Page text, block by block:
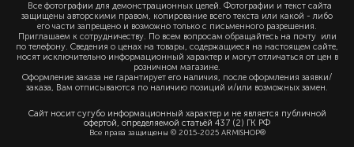
Все фотографии для демонстрационных целей. Фотографии и текст сайта
защищены авторскими правом, копирование всего текста или какой - либо
его части запрещено и возможно только с письменного разрешения.
Приглашаем к сотрудничеству. По всем вопросам обращайтесь на почту или
по телефону. Сведения о ценах на товары, содержащиеся на настоящем сайте,
носят исключительно информационный характер и могут отличаться от цен в
розничном магазине.
Оформление заказа не гарантирует его наличия, после оформления заявки/
заказа, Вам отписываются по наличию позиций и/или возможных замен.
Сайт носит сугубо информационный характер и не является публичной
офертой, определяемой статьёй 437 (2) ГК РФ
Все права защищены © 2015-2025 ARMISHOP®